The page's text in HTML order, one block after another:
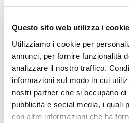
Questo sito web utilizza i cookie
Utilizziamo i cookie per
annunci, per fornire funzionalità
analizzare il nostro traffico.
informazioni sul modo in cui
nostri partner che si occupano di
pubblicità e social media, i quali
con altre informazioni che ha
nostro negozio non saranno
da OTTICA DIOPTER
Showing all 2 results